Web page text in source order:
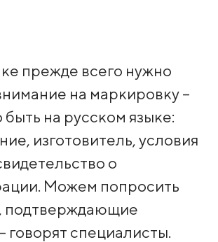
прежде всего нужно
на маркировку –
на русском языке:
изготовитель, условия
о
Можем попросить
подтверждающие
говорят специалисты.